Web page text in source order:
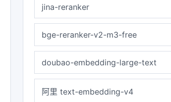
jina-reranker
bge-reranker-v2-m3-free
doubao-embedding-large-text
阿里 text-embedding-v4